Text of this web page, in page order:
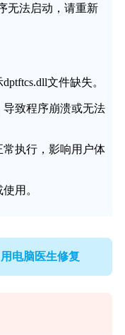
无法启动，请重新
文件缺失。
致程序崩溃或无法
执行，影响用户体
用。
电脑医生修复